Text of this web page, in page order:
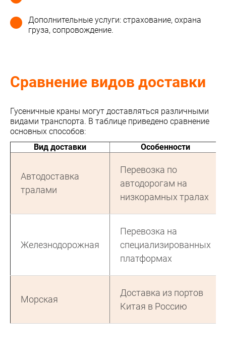
Дополнительные услуги: страхование, охрана
груза, сопровождение.
Сравнение видов доставки
Гусеничные краны могут доставляться различными
видами транспорта. В таблице приведено сравнение
основных способов:
Вид доставки
Особенности
Автодоставка
тралами
Перевозка по
автодорогам на
низкорамных тралах
Железнодорожная
Перевозка на
специализированных
платформах
Морская
Доставка из портов
Китая в Россию